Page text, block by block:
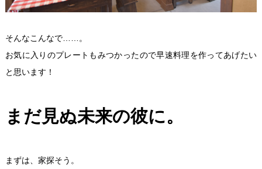
そんなこんなで……。
お気に入りのプレートもみつかったので早速料理を作ってあげたい
と思います！
まだ見ぬ未来の彼に。
まずは、家探そう。